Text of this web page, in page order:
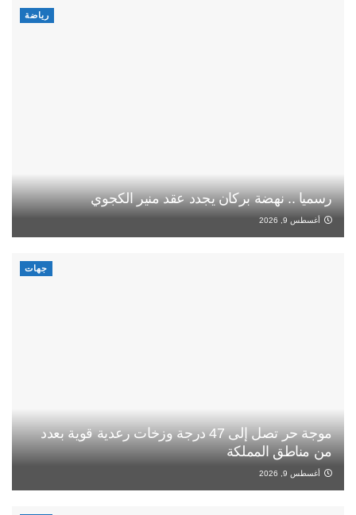
رياضة
رسميا .. نهضة بركان يجدد عقد منير الكجوي
أغسطس 9, 2026
جهات
موجة حر تصل إلى 47 درجة وزخات رعدية قوية بعدد
من مناطق المملكة
أغسطس 9, 2026